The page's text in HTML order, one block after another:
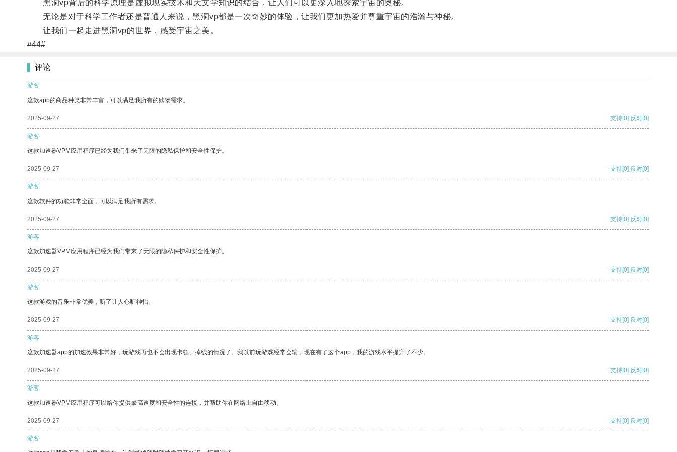
黑洞vp背后的科学原理是虚拟现实技术和天文学知识的结合，让人们可以更深入地探索宇宙的奥秘。
无论是对于科学工作者还是普通人来说，黑洞vp都是一次奇妙的体验，让我们更加热爱并尊重宇宙的浩瀚与神秘。
让我们一起走进黑洞vp的世界，感受宇宙之美。
#44#
评论
游客
这款app的商品种类非常丰富，可以满足我所有的购物需求。
2025-09-27 支持[0] 反对[0]
游客
这款加速器VPM应用程序已经为我们带来了无限的隐私保护和安全性保护。
2025-09-27 支持[0] 反对[0]
游客
这款软件的功能非常全面，可以满足我所有需求。
2025-09-27 支持[0] 反对[0]
游客
这款加速器VPM应用程序已经为我们带来了无限的隐私保护和安全性保护。
2025-09-27 支持[0] 反对[0]
游客
这款游戏的音乐非常优美，听了让人心旷神怡。
2025-09-27 支持[0] 反对[0]
游客
这款加速器app的加速效果非常好，玩游戏再也不会出现卡顿、掉线的情况了。我以前玩游戏经常会输，现在有了这个app，我的游戏水平提升了不少。
2025-09-27 支持[0] 反对[0]
游客
这款加速器VPM应用程序可以给你提供最高速度和安全性的连接，并帮助你在网络上自由移动。
2025-09-27 支持[0] 反对[0]
游客